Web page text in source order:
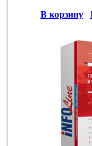
В корзину